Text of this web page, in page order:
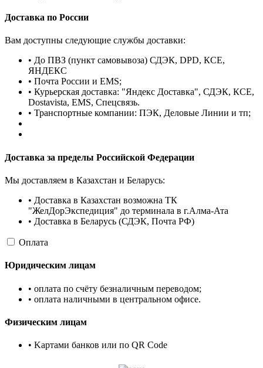
Доставка по России
Вам доступны следующие службы доставки:
• До ПВЗ (пункт самовывоза) СДЭК, DPD, КСЕ,
ЯНДЕКС
• Почта России и EMS;
• Курьерская доставка: "Яндекс Доставка", СДЭК, КСЕ,
Dostavista, EMS, Спецсвязь.
• Транспортные компании: ПЭК, Деловые Линии и тп;
Доставка за пределы Российской Федерации
Мы доставляем в Казахстан и Беларусь:
• Доставка в Казахстан возможна ТК
"ЖелДорЭкспедиция" до терминала в г.Алма-Ата
• Доставка в Беларусь (СДЭК, Почта РФ)
Оплата
Юридическим лицам
• оплата по счёту безналичным переводом;
• оплата наличными в центральном офисе.
Физическим лицам
• Kартами банков или по QR Code